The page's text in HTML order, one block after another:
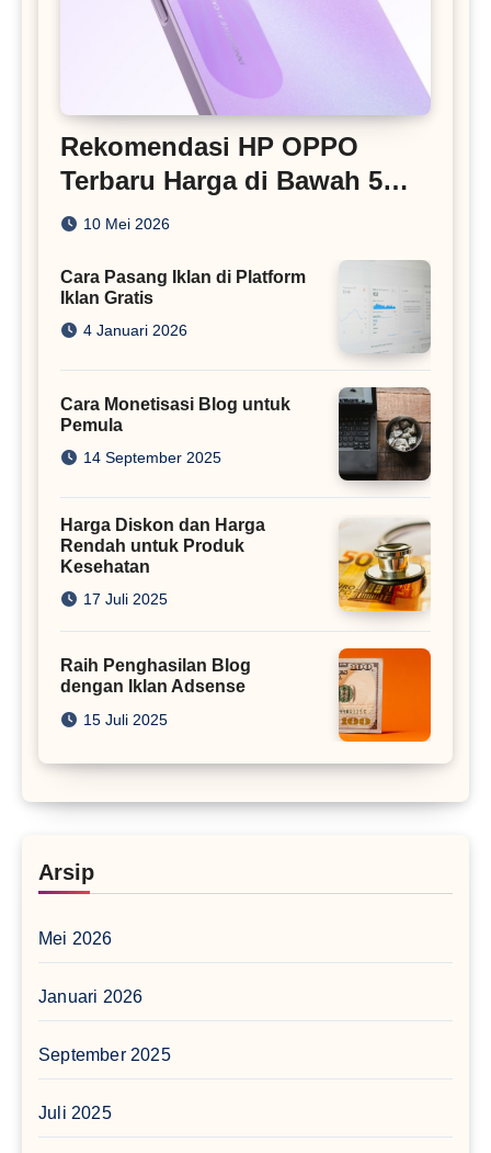
Rekomendasi HP OPPO
Terbaru Harga di Bawah 5
Juta
10 Mei 2026
Cara Pasang Iklan di Platform
Iklan Gratis
4 Januari 2026
Cara Monetisasi Blog untuk
Pemula
14 September 2025
Harga Diskon dan Harga
Rendah untuk Produk
Kesehatan
17 Juli 2025
Raih Penghasilan Blog
dengan Iklan Adsense
15 Juli 2025
Arsip
Mei 2026
Januari 2026
September 2025
Juli 2025